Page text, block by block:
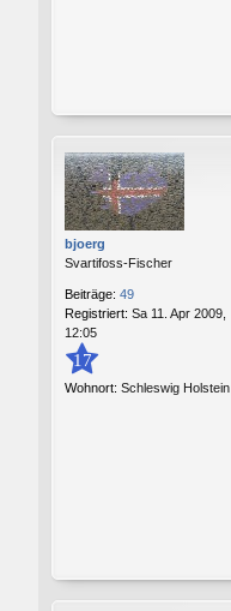
bjoerg
Svartifoss-Fischer
Beiträge: 49
Registriert: Sa 11. Apr 2009,
12:05
17
Wohnort: Schleswig Holstein